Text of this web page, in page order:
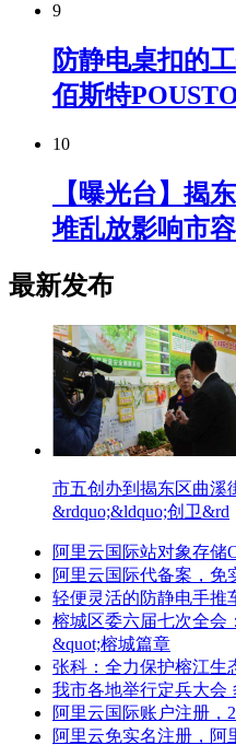
9
防静电桌扣的
佰斯特
10
【曝光台】揭
堆乱放影响市容
最新发布
市五创办到揭东区曲溪
&rdquo;&ldquo;创卫&rd
阿里云国际站对象存储
阿里云国际代备案，免
轻便灵活的防静电手推
榕城区委六届七次全会
&quot;榕城篇章
张科：全力保护榕江生
我市各地举行定兵大会
阿里云国际账户注册，
阿里云免实名注册，阿